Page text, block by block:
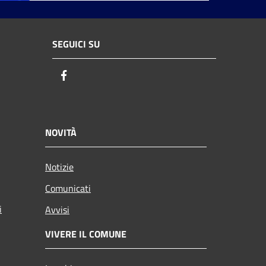
SEGUICI SU
NOVITÀ
Notizie
Comunicati
Avvisi
VIVERE IL COMUNE